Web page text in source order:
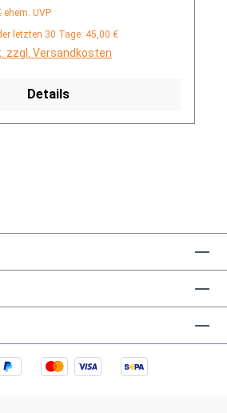
Preis:
ehem. UVP
letzten 30 Tage: 45,00 €
zzgl. Versandkosten
Details